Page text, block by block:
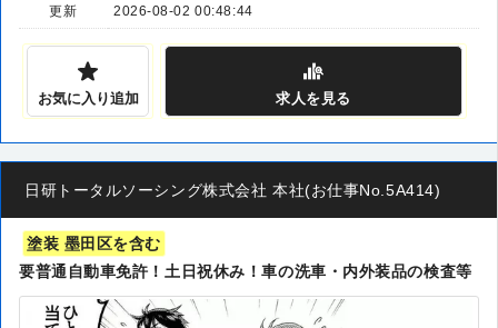
更新 2026-08-02 00:48:44
お気に入り追加 求人を見る
日研トータルソーシング株式会社 本社(お仕事No.5A414)
塗装 墨田区を含む
要普通自動車免許！土日祝休み！車の洗車・内外装品の検査等